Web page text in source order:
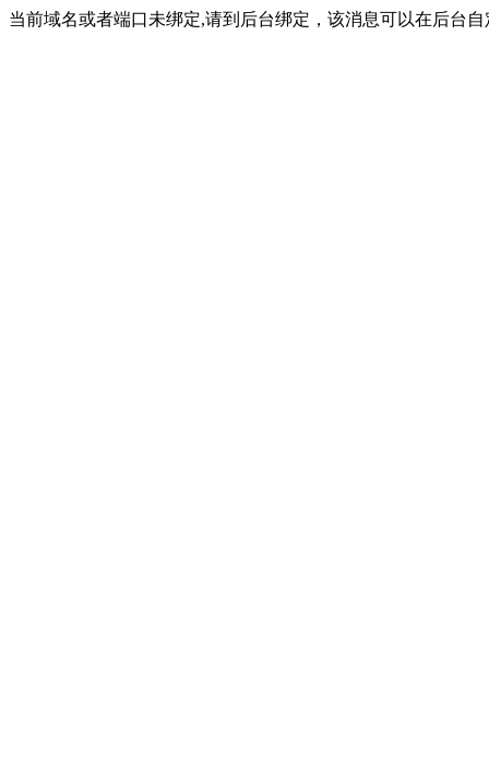
当前域名或者端口未绑定,请到后台绑定，该消息可以在后台自